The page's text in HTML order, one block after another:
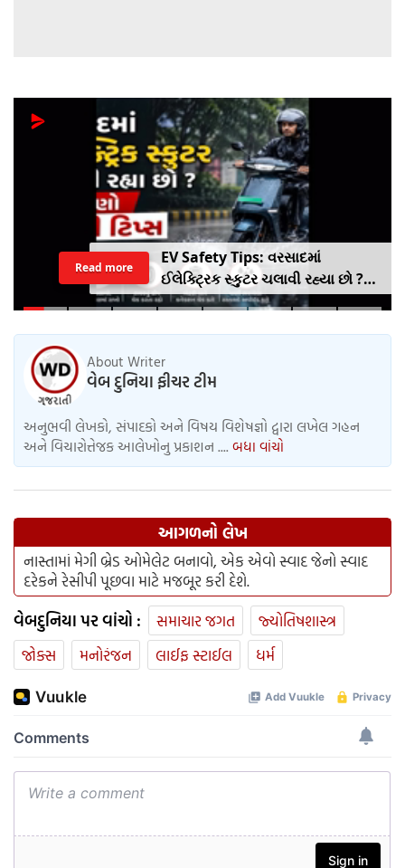
EV Safety Tips: વરસાદમાં
ઈલેક્ટ્રિક સ્કુટર ચલાવી રહ્યા છો ?
આ નાનકડી ભૂલ પડી શકે છે ભારે ..
Read more
About Writer
વેબ દુનિયા ફીચર ટીમ
અનુભવી લેખકો, સંપાદકો અને વિષય વિશેષજ્ઞો દ્વારા લખેલ ગહન
અને વિચારોત્તેજક આલેખોનુ પ્રકાશન .... બધા વાંચો
આગળનો લેખ
નાસ્તામાં મેગી બ્રેડ ઓમેલેટ બનાવો, એક એવો સ્વાદ જેનો સ્વાદ
દરેકને રેસીપી પૂછવા માટે મજબૂર કરી દેશે.
વેબદુનિયા પર વાંચો : સમાચાર જગત
જ્યોતિષશાસ્ત્ર
જોક્સ
મનોરંજન લાઈફ સ્ટાઈલ ધર્મ